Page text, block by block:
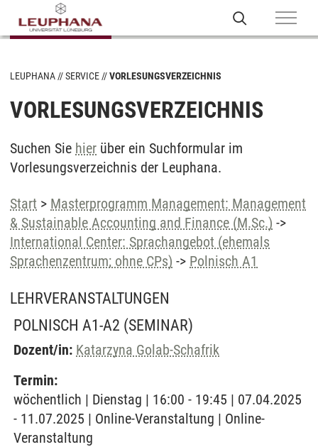
LEUPHANA SERVICE VORLESUNGSVERZEICHNIS
VORLESUNGSVERZEICHNIS
Suchen Sie hier über ein Suchformular im
Vorlesungsverzeichnis der Leuphana.
Start > Masterprogramm Management: Management
& Sustainable Accounting and Finance (M.Sc.) ->
International Center: Sprachangebot (ehemals
Sprachenzentrum; ohne CPs) -> Polnisch A1
LEHRVERANSTALTUNGEN
POLNISCH A1-A2 (SEMINAR)
Dozent/in: Katarzyna Golab-Schafrik
Termin:
wöchentlich | Dienstag | 16:00 - 19:45 | 07.04.2025
- 11.07.2025 | Online-Veranstaltung | Online-
Veranstaltung